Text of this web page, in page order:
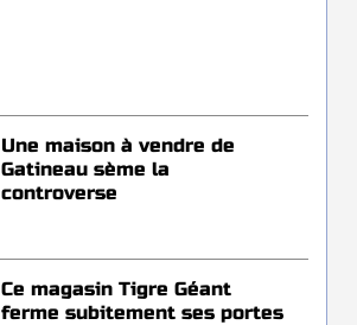
Une maison à vendre de
Gatineau sème la
controverse
Ce magasin Tigre Géant
ferme subitement ses portes